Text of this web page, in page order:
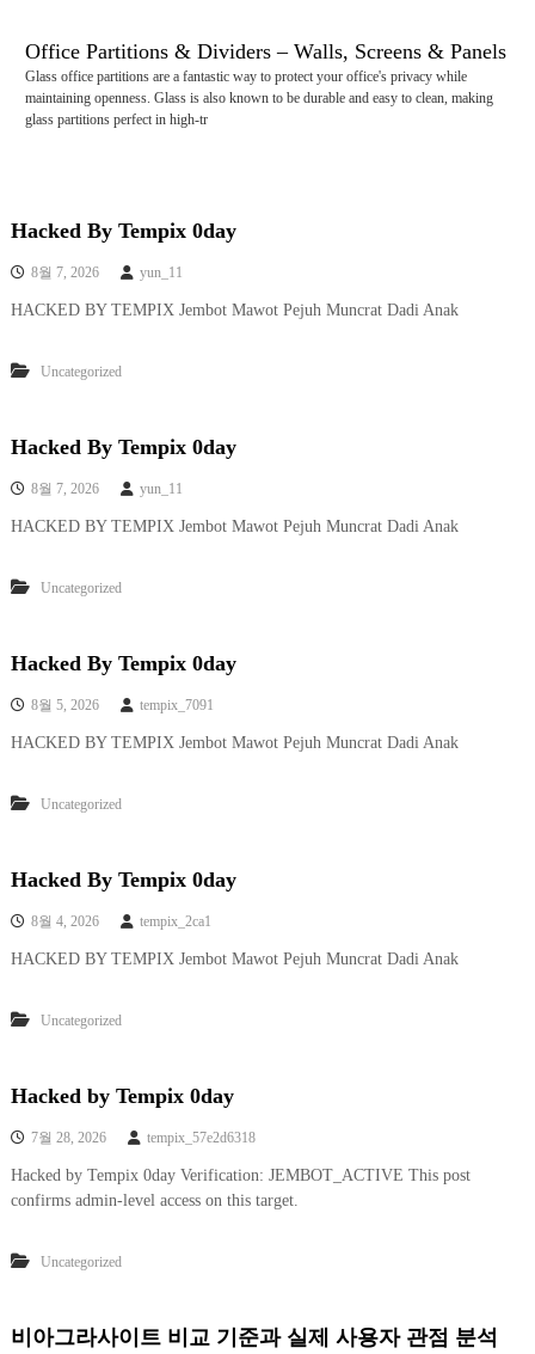
Office Partitions & Dividers – Walls, Screens & Panels
Glass office partitions are a fantastic way to protect your office's privacy while
maintaining openness. Glass is also known to be durable and easy to clean, making
glass partitions perfect in high-tr
Hacked By Tempix 0day
8월 7, 2026 yun_11
HACKED BY TEMPIX Jembot Mawot Pejuh Muncrat Dadi Anak
Uncategorized
Hacked By Tempix 0day
8월 7, 2026 yun_11
HACKED BY TEMPIX Jembot Mawot Pejuh Muncrat Dadi Anak
Uncategorized
Hacked By Tempix 0day
8월 5, 2026 tempix_7091
HACKED BY TEMPIX Jembot Mawot Pejuh Muncrat Dadi Anak
Uncategorized
Hacked By Tempix 0day
8월 4, 2026 tempix_2ca1
HACKED BY TEMPIX Jembot Mawot Pejuh Muncrat Dadi Anak
Uncategorized
Hacked by Tempix 0day
7월 28, 2026 tempix_57e2d6318
Hacked by Tempix 0day Verification: JEMBOT_ACTIVE This post
confirms admin-level access on this target.
Uncategorized
비아그라사이트 비교 기준과 실제 사용자 관점 분석